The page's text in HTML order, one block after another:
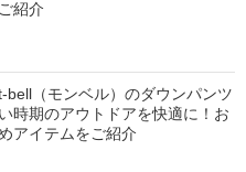
紹介
bell（モンベル）のダウンパンツ
時期のアウトドアを快適に！お
アイテムをご紹介